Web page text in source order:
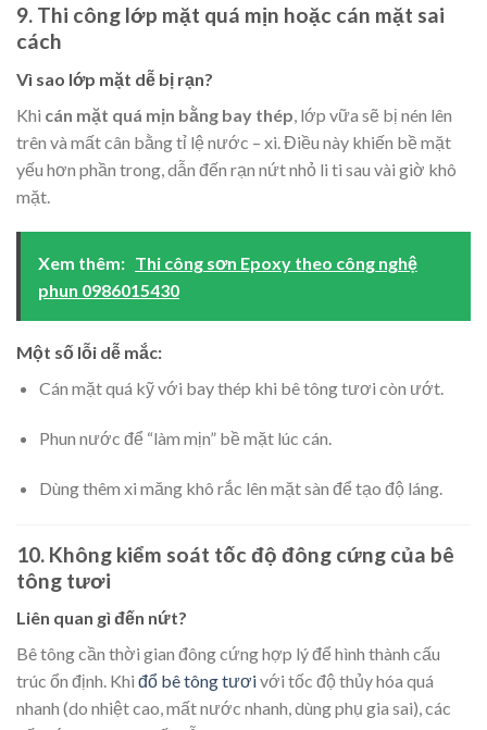
9. Thi công lớp mặt quá mịn hoặc cán mặt sai
cách
Vì sao lớp mặt dễ bị rạn?
Khi cán mặt quá mịn bằng bay thép , lớp vữa sẽ bị nén lên
trên và mất cân bằng tỉ lệ nước – xi. Điều này khiến bề mặt
yếu hơn phần trong, dẫn đến rạn nứt nhỏ li ti sau vài giờ khô
mặt.
Xem thêm: Thi công sơn Epoxy theo công nghệ
phun 0986015430
Một số lỗi dễ mắc:
Cán mặt quá kỹ với bay thép khi bê tông tươi còn ướt.
Phun nước để “làm mịn” bề mặt lúc cán.
Dùng thêm xi măng khô rắc lên mặt sàn để tạo độ láng.
10. Không kiểm soát tốc độ đông cứng của bê
tông tươi
Liên quan gì đến nứt?
Bê tông cần thời gian đông cứng hợp lý để hình thành cấu
trúc ổn định. Khi đổ bê tông tươivới tốc độ thủy hóa quá
nhanh (do nhiệt cao, mất nước nhanh, dùng phụ gia sai), các